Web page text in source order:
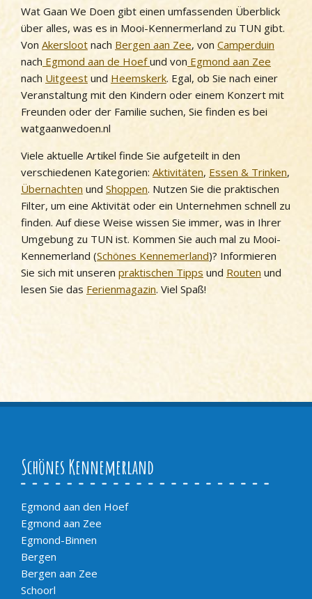
Schoorl
Sint Maartenszee
Uitgeest
Wijk aan Zee
Wat Gaan We Doen gibt einen umfassenden Überblick
über alles, was es in Mooi-Kennermerland zu TUN gibt.
Von Akersloot nach Bergen aan Zee, von Camperduin
nach Egmond aan de Hoefund von Egmond aan Zee
nach Uitgeest und Heemskerk. Egal, ob Sie nach einer
Veranstaltung mit den Kindern oder einem Konzert mit
Freunden oder der Familie suchen, Sie finden es bei
watgaanwedoen.nl
Viele aktuelle Artikel finde Sie aufgeteilt in den
verschiedenen Kategorien: Aktivitäten, Essen & Trinken,
Übernachten und Shoppen. Nutzen Sie die praktischen
Filter, um eine Aktivität oder ein Unternehmen schnell zu
finden. Auf diese Weise wissen Sie immer, was in Ihrer
Umgebung zu TUN ist. Kommen Sie auch mal zu Mooi-
Kennemerland (Schönes Kennemerland)? Informieren
Sie sich mit unseren praktischen Tipps und Routen und
lesen Sie das Ferienmagazin. Viel Spaß!
Schönes Kennemerland
Egmond aan den Hoef
Egmond aan Zee
Egmond-Binnen
Bergen
Bergen aan Zee
Schoorl